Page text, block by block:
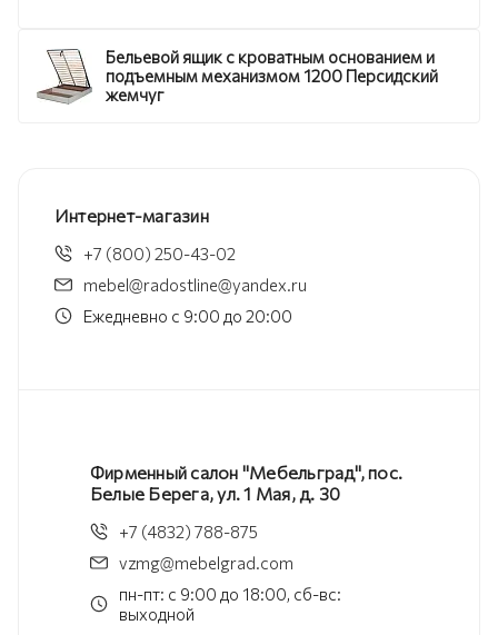
Бельевой ящик с кроватным основанием и
подъемным механизмом 1200 Персидский
жемчуг
Интернет-магазин
+7 (800) 250-43-02
mebel@radostline@yandex.ru
Ежедневно с 9:00 до 20:00
Фирменный салон "Мебельград", пос.
Белые Берега, ул. 1 Мая, д. 30
+7 (4832) 788-875
vzmg@mebelgrad.com
пн-пт: с 9:00 до 18:00, сб-вс:
выходной